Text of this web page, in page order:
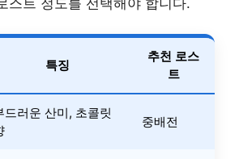
특징
추천 로스
트
드러운 산미, 초콜릿
중배전